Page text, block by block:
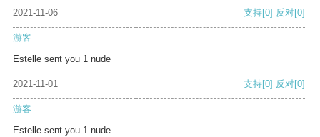
2021-11-06 支持[0] 反对[0]
游客
Estelle sent you 1 nude
2021-11-01 支持[0] 反对[0]
游客
Estelle sent you 1 nude